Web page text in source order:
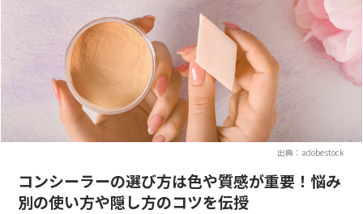
出典：adobestock
コンシーラーの選び方は色や質感が重要！悩み
別の使い方や隠し方のコツを伝授